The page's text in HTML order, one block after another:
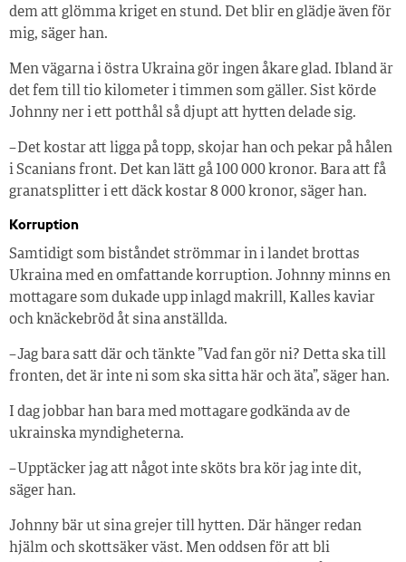
dem att glömma kriget en stund. Det blir en glädje även för
mig, säger han.
Men vägarna i östra Ukraina gör ingen åkare glad. Ibland är
det fem till tio kilometer i timmen som gäller. Sist körde
Johnny ner i ett potthål så djupt att hytten delade sig.
– Det kostar att ligga på topp, skojar han och pekar på hålen
i Scanians front. Det kan lätt gå 100 000 kronor. Bara att få
granatsplitter i ett däck kostar 8 000 kronor, säger han.
Korruption
Samtidigt som biståndet strömmar in i landet brottas
Ukraina med en omfattande korruption. Johnny minns en
mottagare som dukade upp inlagd makrill, Kalles kaviar
och knäckebröd åt sina anställda.
– Jag bara satt där och tänkte ”Vad fan gör ni? Detta ska till
fronten, det är inte ni som ska sitta här och äta”, säger han.
I dag jobbar han bara med mottagare godkända av de
ukrainska myndigheterna.
– Upptäcker jag att något inte sköts bra kör jag inte dit,
säger han.
Johnny bär ut sina grejer till hytten. Där hänger redan
hjälm och skottsäker väst. Men oddsen för att bli